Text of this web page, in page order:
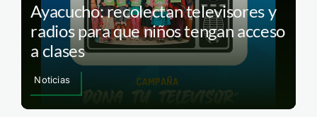
Ayacucho: recolectan televisores y
radios para que niños tengan acceso
a clases
Noticias